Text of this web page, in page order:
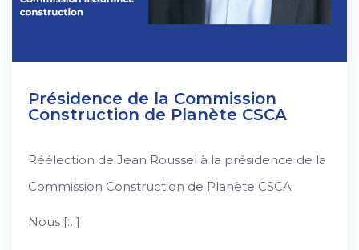
Présidence de la Commission
Construction de Planète CSCA
Réélection de Jean Roussel à la présidence de la
Commission Construction de Planète CSCA
Nous […]